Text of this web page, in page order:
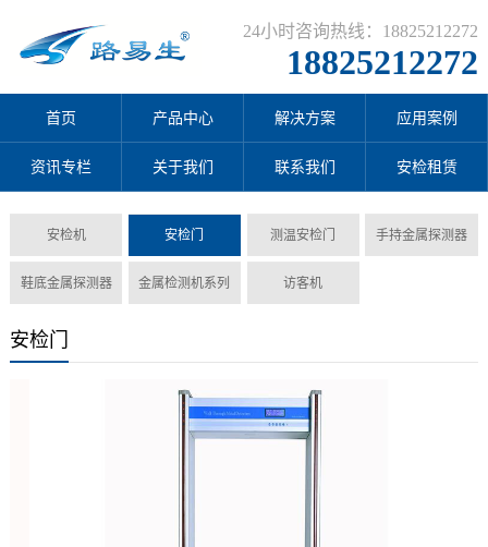
24小时咨询热线：18825212272
18825212272
首页 产品中心 解决方案 应用案例
资讯专栏 关于我们 联系我们 安检租赁
安检机 安检门 测温安检门 手持金属探测器
鞋底金属探测器 金属检测机系列 访客机
安检门